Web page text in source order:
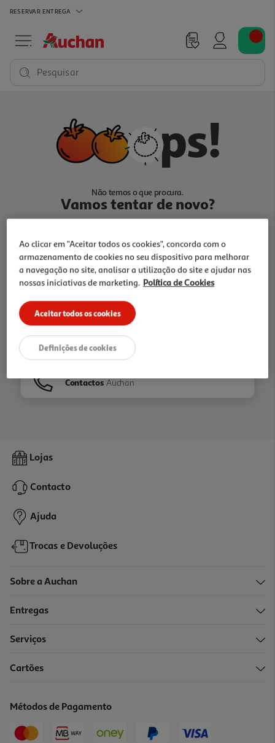
RESERVAR ENTREGA
Pesquisar
Não temos o que procura.
Vamos tentar de novo?
Ir para Homepage
Folhetos
Contactos Auchan
Lojas
Contacto
Ajuda
Trocas e Devoluções
Sobre a Auchan
Entregas
Serviços
Cartões
Métodos de Pagamento
Ao clicar em "Aceitar todos os cookies", concorda com o
armazenamento de cookies no seu dispositivo para melhorar
a navegação no site, analisar a utilização do site e ajudar nas
nossas iniciativas de marketing. Política de Cookies
Aceitar todos os cookies
Definições de cookies